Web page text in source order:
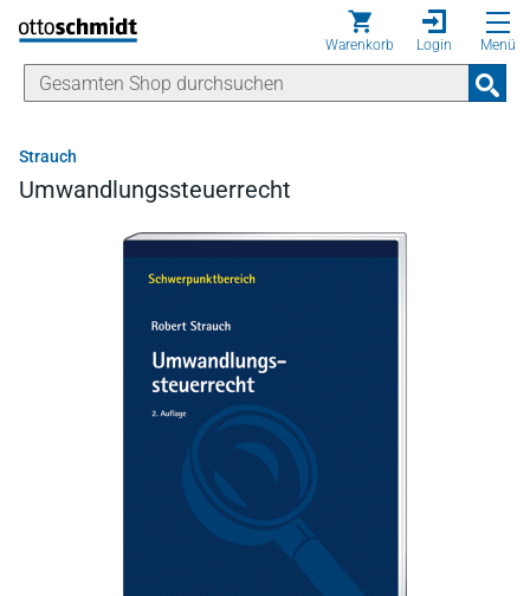
Direkt zum Inhalt
Warenkorb Login Menü
Strauch
Umwandlungssteuerrecht